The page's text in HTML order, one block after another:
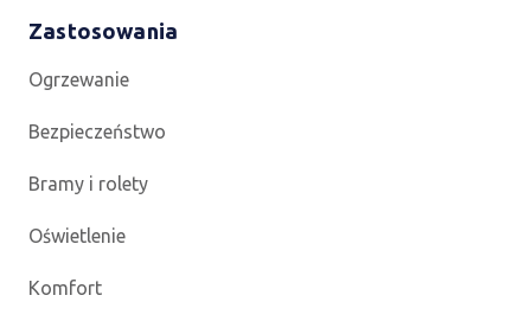
Zastosowania
Ogrzewanie
Bezpieczeństwo
Bramy i rolety
Oświetlenie
Komfort